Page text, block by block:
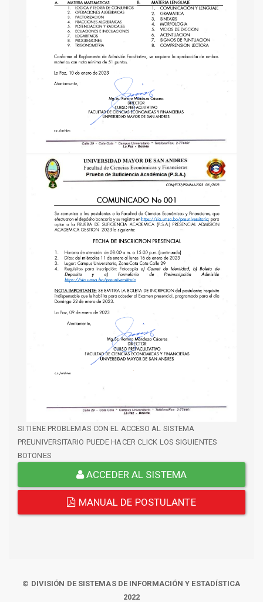
SI TIENE PROBLEMAS CON EL ACCESO AL SISTEMA
PREUNIVERSITARIO PUEDE HACER CLICK LOS SIGUIENTES
BOTONES
ACCEDER AL SISTEMA
MANUAL DE POSTULANTE
© DIVISIÓN DE SISTEMAS DE INFORMACIÓN Y ESTADÍSTICA
2022